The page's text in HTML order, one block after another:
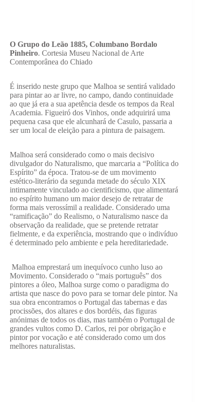
O Grupo do Leão 1885, Columbano Bordalo
Pinheiro. Cortesia Museu Nacional de Arte
Contemporânea do Chiado
É inserido neste grupo que Malhoa se sentirá validado
para pintar ao ar livre, no campo, dando continuidade
ao que já era a sua apetência desde os tempos da Real
Academia. Figueiró dos Vinhos, onde adquirirá uma
pequena casa que ele alcunhará de Casulo, passaria a
ser um local de eleição para a pintura de paisagem.
Malhoa será considerado como o mais decisivo
divulgador do Naturalismo, que marcaria a “Política do
Espírito” da época. Tratou-se de um movimento
estético-literário da segunda metade do século XIX
intimamente vinculado ao cientificismo, que alimentará
no espírito humano um maior desejo de retratar de
forma mais verossímil a realidade. Considerado uma
“ramificação” do Realismo, o Naturalismo nasce da
observação da realidade, que se pretende retratar
fielmente, e da experiência, mostrando que o indivíduo
é determinado pelo ambiente e pela hereditariedade.
Malhoa emprestará um inequívoco cunho luso ao
Movimento. Considerado o “mais português” dos
pintores a óleo, Malhoa surge como o paradigma do
artista que nasce do povo para se tornar dele pintor. Na
sua obra encontramos o Portugal das tabernas e das
procissões, dos altares e dos bordéis, das figuras
anónimas de todos os dias, mas também o Portugal de
grandes vultos como D. Carlos, rei por obrigação e
pintor por vocação e até considerado como um dos
melhores naturalistas.